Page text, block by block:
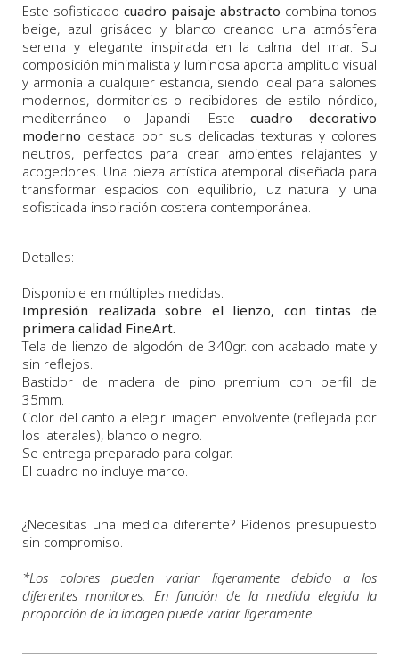
Este sofisticado cuadro paisaje abstracto combina tonos
beige, azul grisáceo y blanco creando una atmósfera
serena y elegante inspirada en la calma del mar. Su
composición minimalista y luminosa aporta amplitud visual
y armonía a cualquier estancia, siendo ideal para salones
modernos, dormitorios o recibidores de estilo nórdico,
mediterráneo o Japandi. Estecuadro decorativo
moderno destaca por sus delicadas texturas y colores
neutros, perfectos para crear ambientes relajantes y
acogedores. Una pieza artística atemporal diseñada para
transformar espacios con equilibrio, luz natural y una
sofisticada inspiración costera contemporánea.
Detalles:
Disponible en múltiples medidas.
Impresión realizada sobre el lienzo, con tintas de
primera calidad FineArt.
Tela de lienzo de algodón de 340gr. con acabado mate y
sin reflejos.
Bastidor de madera de pino premium con perfil de
35mm.
Color del canto a elegir: imagen envolvente (reflejada por
los laterales), blanco o negro.
Se entrega preparado para colgar.
El cuadro no incluye marco.
¿Necesitas una medida diferente? Pídenos presupuesto
sin compromiso.
*Los colores pueden variar ligeramente debido a los
diferentes monitores. En función de la medida elegida la
proporción de la imagen puede variar ligeramente.